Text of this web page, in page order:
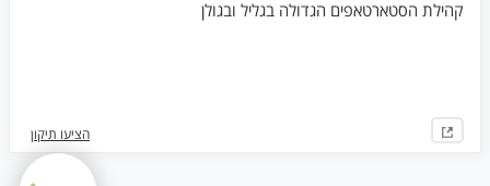
קהילת הסטארטאפים הגדולה בגליל ובגולן
הציעו תיקון